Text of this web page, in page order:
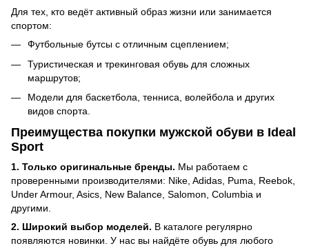
Для тех, кто ведёт активный образ жизни или занимается
спортом:
Футбольные бутсы с отличным сцеплением;
Туристическая и трекинговая обувь для сложных
маршрутов;
Модели для баскетбола, тенниса, волейбола и других
видов спорта.
Преимущества покупки мужской обуви в Ideal
Sport
1. Только оригинальные бренды. Мы работаем с
проверенными производителями: Nike, Adidas, Puma, Reebok,
Under Armour, Asics, New Balance, Salomon, Columbia и
другими.
2. Широкий выбор моделей. В каталоге регулярно
появляются новинки. У нас вы найдёте обувь для любого